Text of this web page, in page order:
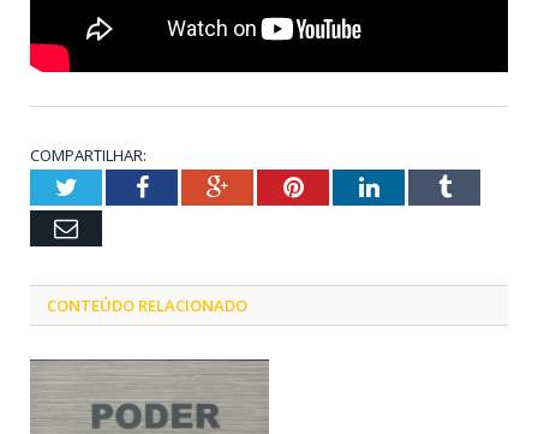
COMPARTILHAR:
TwitterFacebookGoogle+PinterestLinkedInTumblr
Email
CONTEÚDO RELACIONADO